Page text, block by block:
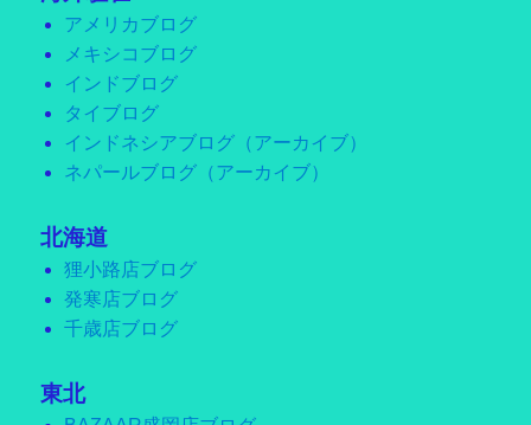
アメリカブログ
メキシコブログ
インドブログ
タイブログ
インドネシアブログ（アーカイブ）
ネパールブログ（アーカイブ）
北海道
狸小路店ブログ
発寒店ブログ
千歳店ブログ
東北